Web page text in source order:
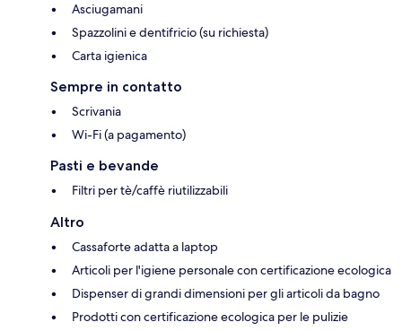
Asciugamani
Spazzolini e dentifricio (su richiesta)
Carta igienica
Sempre in contatto
Scrivania
Wi-Fi (a pagamento)
Pasti e bevande
Filtri per tè/caffè riutilizzabili
Altro
Cassaforte adatta a laptop
Articoli per l'igiene personale con certificazione ecologica
Dispenser di grandi dimensioni per gli articoli da bagno
Prodotti con certificazione ecologica per le pulizie